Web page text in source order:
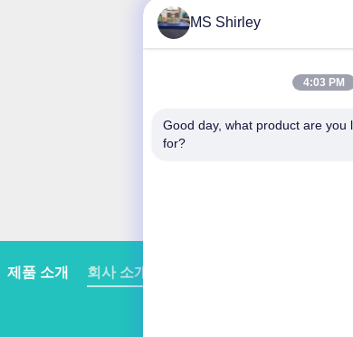
설립 년도 :2001
PC를 내보내기 :
OEM & ODM:
both supplied
Certificate:
회사 소개
제품 소개
MS Shirley
4:03 PM
Good day, what product are you
for?